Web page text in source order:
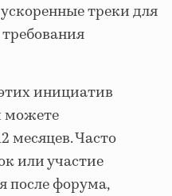
треки для
инициатив
можете
месяцев. Часто
или участие
после форума,